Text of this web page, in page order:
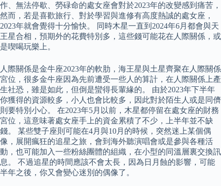
作、無法停歇、勞碌命的處女座會對於2023年的改變感到痛苦，
然而，若是喜歡旅行、對於學習與進修有高度熱誠的處女座，
2023年就會覺得十分愉快。 同時木星一直到2024年6月都會與天
王星合相，預期外的花費特別多，這些錢可能花在人際關係，或
是喫喝玩樂上。
人際關係是金牛座2023年的軟肋，海王星與土星齊聚在人際關係
宮位，很多金牛座因為先前遭受一些人的算計，在人際關係上產
生社恐，雖是如此，但倒是蠻得長輩緣的。 由於2023年下半年
你獲得的資源較多，小人也會比較多，因此對於陌生人或是同儕
則要特別小心。 在2023年5月以前，木星都停留在處女座的財務
宮位，這意味著處女座手上的資金累積了不少，上半年並不缺
錢。 某些雙子座則可能在4月與10月的時候，突然迷上某個偶
像，展開瘋狂的追星之旅，會到海外聽演唱會或是參與各種活
動，也可能加入一些粉絲團體的組織，在小型的同溫層裏交換訊
息。 不過追星的時間應該不會太長，因為日月蝕的影響，可能
半年之後，你又會變心迷別的偶像了。